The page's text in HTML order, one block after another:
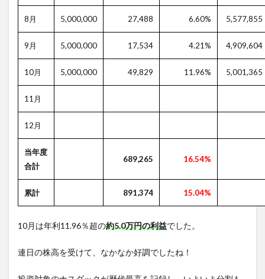
8月 5,000,000 27,488 6.60% 5,577,855
9月 5,000,000 17,534 4.21% 4,909,604
10月 5,000,000 49,829 11.96% 5,001,365
11月
12月
当年度
合計
689,265 16.54%
累計 891,374 15.04%
10月は年利11.96％超の約5.0万円の利益でした。
連日の株高を受けて、なかなか好調でしたね！